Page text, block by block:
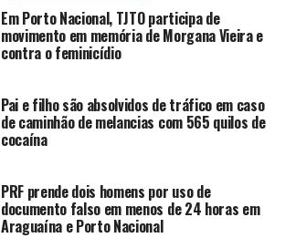
Em Porto Nacional, TJTO participa de
movimento em memória de Morgana Vieira e
contra o feminicídio
Pai e filho são absolvidos de tráfico em caso
de caminhão de melancias com 565 quilos de
cocaína
PRF prende dois homens por uso de
documento falso em menos de 24 horas em
Araguaína e Porto Nacional